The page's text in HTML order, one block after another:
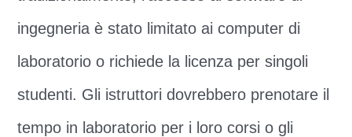
ingegneria è stato limitato ai computer di
laboratorio o richiede la licenza per singoli
studenti. Gli istruttori dovrebbero prenotare il
tempo in laboratorio per i loro corsi o gli